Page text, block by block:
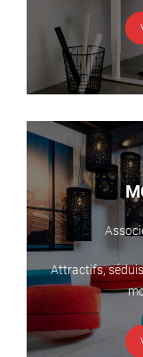
Attractifs,